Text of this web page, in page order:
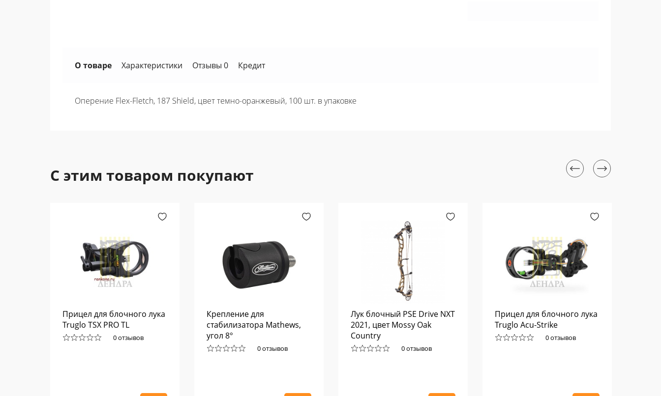
О товаре Характеристики Отзывы 0 Кредит
Оперение Flex-Fletch, 187 Shield, цвет темно-оранжевый, 100 шт. в упаковке
С этим товаром покупают
Прицел для блочного лука
Truglo TSX PRO TL
0 отзывов
Крепление для
стабилизатора Mathews,
угол 8°
0 отзывов
Лук блочный PSE Drive NXT
2021, цвет Mossy Oak
Country
0 отзывов
Прицел для блочного лука
Truglo Aсu-Strike
0 отзывов